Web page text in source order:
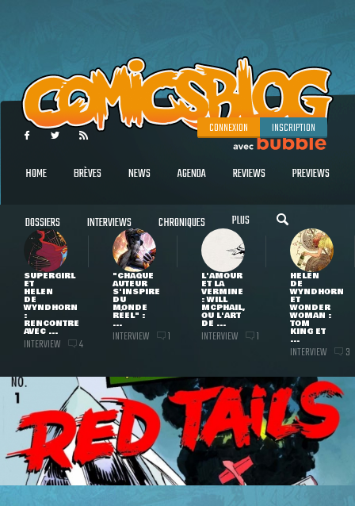
CONNEXION INSCRIPTION
HOME BRÈVES NEWS AGENDA REVIEWS PREVIEWS
DOSSIERS INTERVIEWS CHRONIQUES PLUS
SUPERGIRL
ET
HELEN
DE
WYNDHORN
:
RENCONTRE
AVEC ...
INTERVIEW 4
"CHAQUE
AUTEUR
S'INSPIRE
DU
MONDE
RÉEL" :
...
INTERVIEW 1
L'AMOUR
ET LA
VERMINE
: WILL
MCPHAIL,
OU L'ART
DE ...
INTERVIEW 1
HELEN
DE
WYNDHORN
ET
WONDER
WOMAN :
TOM
KING ET
...
INTERVIEW 3